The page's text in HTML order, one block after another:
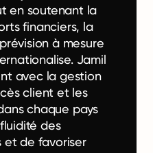
en soutenant la
financiers, la
à mesure
Jamil
avec la gestion
client et les
chaque pays
des
et de favoriser